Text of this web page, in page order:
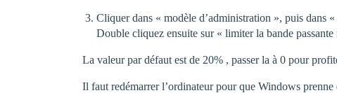
Cliquer dans « modèle d’administration », puis dans
Double cliquez ensuite sur « limiter la bande passante
La valeur par défaut est de 20% , passer la à 0 pour
Il faut redémarrer l’ordinateur pour que Windows